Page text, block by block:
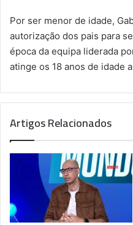
Por ser menor de idade,
autorização dos pais para
época da equipa liderada
atinge os 18 anos de idade
Artigos Relacionados